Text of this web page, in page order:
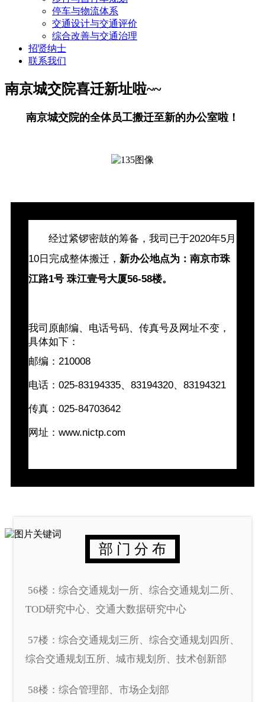
停车与物流体系
交通设计与交通评价
综合改善与交通治理
招贤纳士
联系我们
南京城交院喜迁新址啦~~
南京城交院的全体员工搬迁至新的办公室啦！
经过紧锣密鼓的筹备，我司已于2020年5月
10日完成整体搬迁， 新办公地点为：南京市珠
江路1号 珠江壹号大厦56-58楼。
我司原邮编、电话号码、传真号及网址不变，
具体如下：
邮编：210008
电话：025-83194335、83194320、83194321
传真：025-84703642
网址：www.nictp.com
部 门 分 布
56楼：综合交通规划一所、综合交通规划二所、
TOD研究中心、交通大数据研究中心
57楼：综合交通规划三所、综合交通规划四所、
综合交通规划五所、城市规划所、技术创新部
58楼：综合管理部、市场企划部